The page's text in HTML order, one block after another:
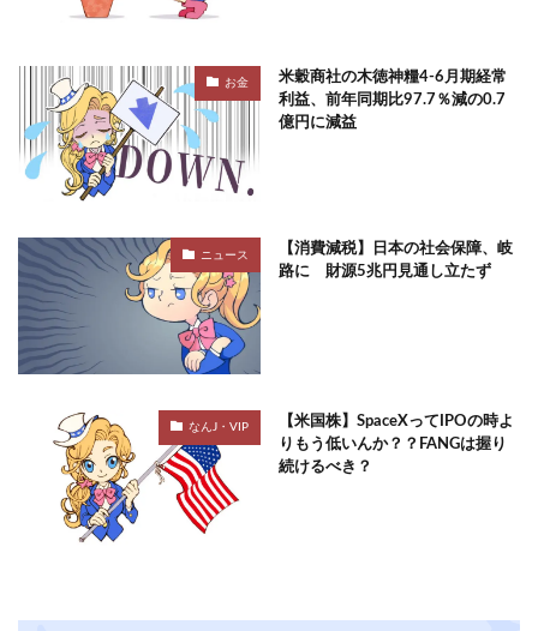
お金
米穀商社の木徳神糧4-6月期経常
利益、前年同期比97.7％減の0.7
億円に減益
ニュース
【消費減税】日本の社会保障、岐
路に 財源5兆円見通し立たず
なんJ・VIP
【米国株】SpaceXってIPOの時よ
りもう低いんか？？FANGは握り
続けるべき？